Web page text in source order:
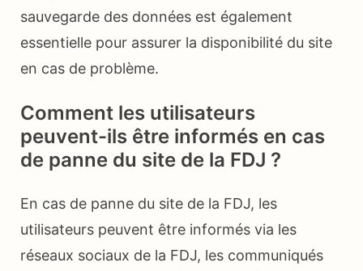
sauvegarde des données est également
essentielle pour assurer la disponibilité du site
en cas de problème.
Comment les utilisateurs
peuvent-ils être informés en cas
de panne du site de la FDJ ?
En cas de panne du site de la FDJ, les
utilisateurs peuvent être informés via les
réseaux sociaux de la FDJ, les communiqués